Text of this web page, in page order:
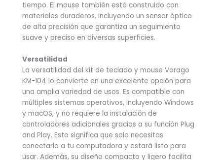
tiempo. El mouse también está construido con
materiales duraderos, incluyendo un sensor óptico
de alta precisión que garantiza un seguimiento
suave y preciso en diversas superficies.
Versatilidad
La versatilidad del kit de teclado y mouse Vorago
KM-104 lo convierte en una excelente opción para
una amplia variedad de usos. Es compatible con
múltiples sistemas operativos, incluyendo Windows
y macOS, y no requiere la instalación de
controladores adicionales gracias a su función Plug
and Play. Esto significa que solo necesitas
conectarlo a tu computadora y estará listo para
usar. Además, su diseño compacto y ligero facilita